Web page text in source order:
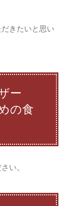
きたいと思い
ー
の食
い。